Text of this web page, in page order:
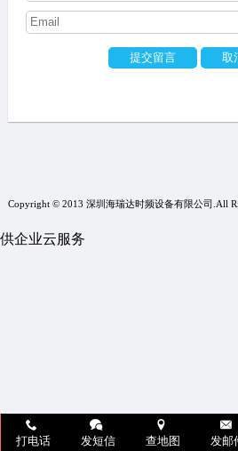
Copyright © 2013 深圳海瑞达时频设备有限公司.All
供企业云服务
打电话 发短信 查地图 发邮